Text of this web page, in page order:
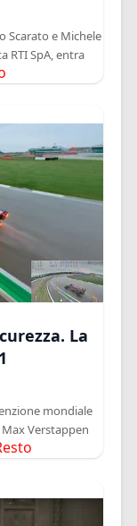
Scarato e Michele
RTI SpA, entra
La
mondiale
Verstappen